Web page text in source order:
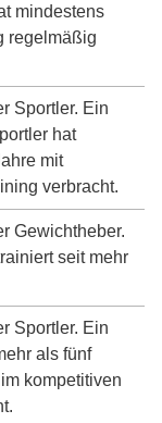
mindestens
regelmäßig
Sportler. Ein
hat
mit
verbracht.
Gewichtheber.
seit mehr
Sportler. Ein
als fünf
kompetitiven